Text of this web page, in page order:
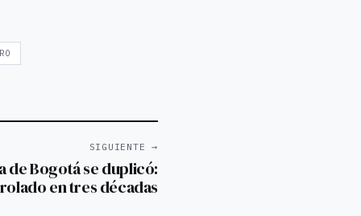
SIGUIENTE →
de Bogotá se duplicó:
en tres décadas